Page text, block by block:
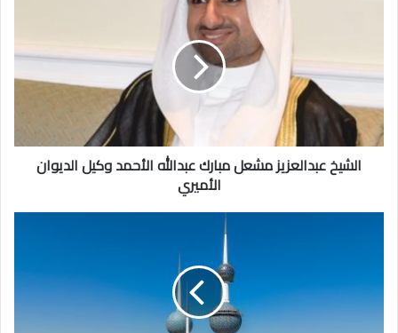
عبدالله
الأحمد
وكيل
الديوان
الأميري
الشيخ عبدالعزيز مشعل مبارك عبدالله الأحمد وكيل الديوان
الأميري
نهاراً
حار